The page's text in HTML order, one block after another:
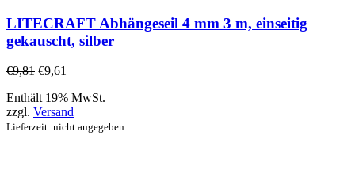
LITECRAFT Abhängeseil 4 mm 3 m, einseitig
gekauscht, silber
€9,81 €9,61
Enthält 19% MwSt.
zzgl. Versand
Lieferzeit: nicht angegeben